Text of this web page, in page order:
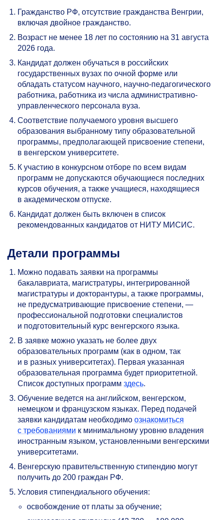
Гражданство РФ, отсутствие гражданства Венгрии,
включая двойное гражданство.
Возраст не менее 18 лет по состоянию на 31 августа
2026 года.
Кандидат должен обучаться в российских
государственных вузах по очной форме или
обладать статусом научного, научно-педагогического
работника, работника из числа административно-
управленческого персонала вуза.
Соответствие получаемого уровня высшего
образования выбранному типу образовательной
программы, предполагающей присвоение степени,
в венгерском университете.
К участию в конкурсном отборе по всем видам
программ не допускаются обучающиеся последних
курсов обучения, а также учащиеся, находящиеся
в академическом отпуске.
Кандидат должен быть включен в список
рекомендованных кандидатов от НИТУ МИСИС.
Детали программы
Можно подавать заявки на программы
бакалавриата, магистратуры, интегрированной
магистратуры и докторантуры, а также программы,
не предусматривающие присвоение степени, —
профессиональной подготовки специалистов
и подготовительный курс венгерского языка.
В заявке можно указать не более двух
образовательных программ (как в одном, так
и в разных университетах). Первая указанная
образовательная программа будет приоритетной.
Список доступных программ здесь.
Обучение ведется на английском, венгерском,
немецком и французском языках. Перед подачей
заявки кандидатам необходимо ознакомиться
с требованиями к минимальному уровню владения
иностранным языком, установленными венгерскими
университетами.
Венгерскую правительственную стипендию могут
получить до 200 граждан РФ.
Условия стипендиального обучения:
освобождение от платы за обучение;